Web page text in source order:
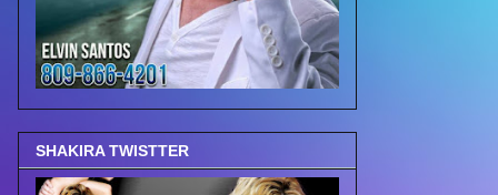
SHAKIRA TWISTTER